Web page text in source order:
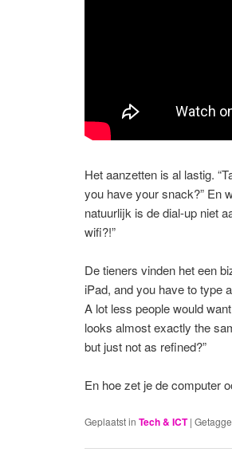
Het aanzetten is al lastig.
you have your snack?” En
natuurlijk is de dial-up niet
wifi?!”
De tieners vinden het een
iPad, and you have to type
A lot less people would
looks almost exactly the
but just not as refined?”
En hoe zet je de computer
Geplaatst in Tech & ICT |